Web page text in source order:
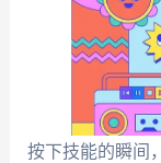
按下技能的瞬间